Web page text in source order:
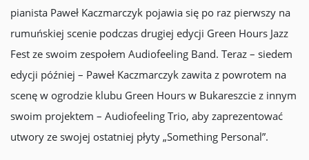
pianista Paweł Kaczmarczyk pojawia się po raz pierwszy na
rumuńskiej scenie podczas drugiej edycji Green Hours Jazz
Fest ze swoim zespołem Audiofeeling Band. Teraz – siedem
edycji później – Paweł Kaczmarczyk zawita z powrotem na
scenę w ogrodzie klubu Green Hours w Bukareszcie z innym
swoim projektem – Audiofeeling Trio, aby zaprezentować
utwory ze swojej ostatniej płyty „Something Personal”.